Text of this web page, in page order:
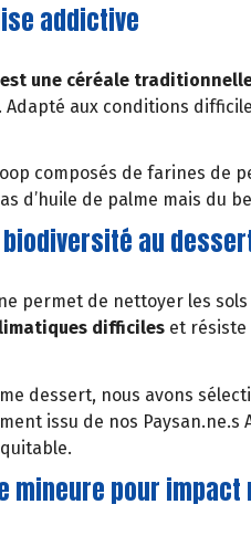
addictive
une céréale
aux conditions
composés de farines de
d’huile de palme mais du
au
permet de nettoyer les
difficiles et résiste
dessert, nous avons
issu de nos Paysan.ne.s
mineure pour impact